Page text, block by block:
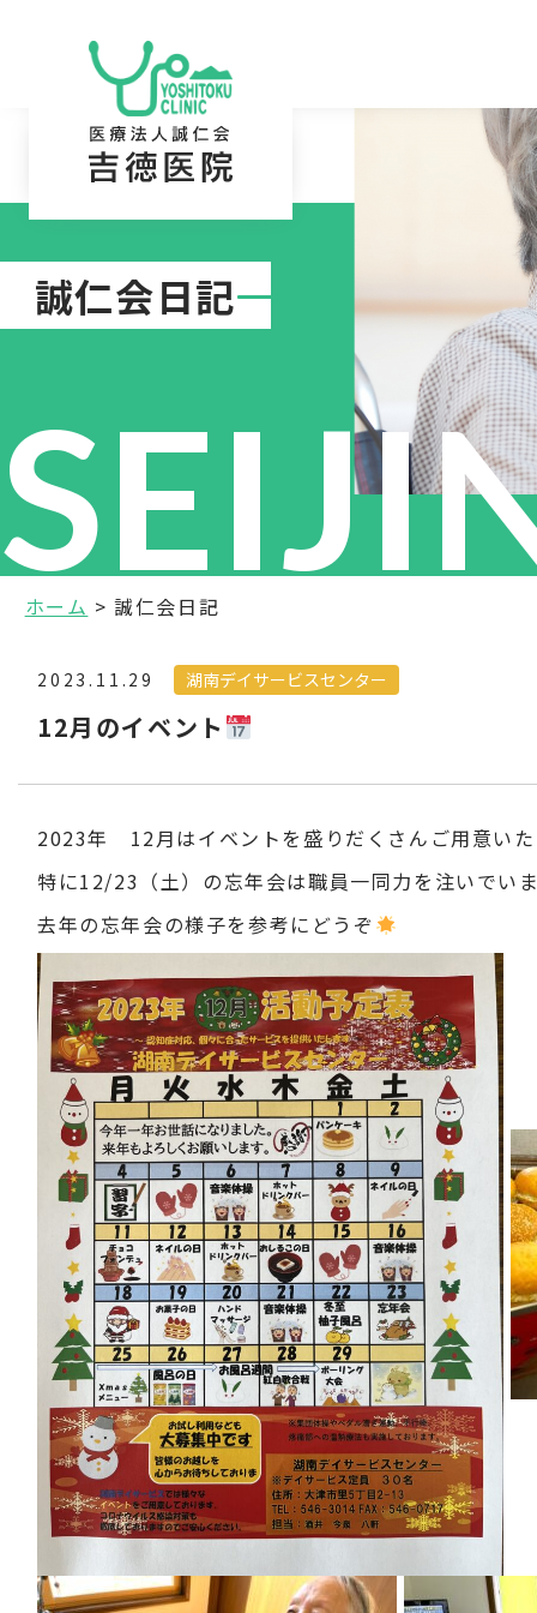
誠仁会日記
ホーム > 誠仁会日記
2023.11.29 湖南デイサービスセンター
12月のイベント
2023年 12月はイベントを盛りだくさんご用意い
特に12/23（土）の忘年会は職員一同力を注いでい
去年の忘年会の様子を参考にどうぞ